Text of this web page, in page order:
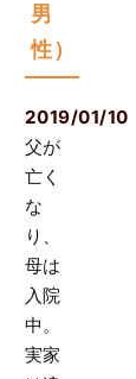
男
性）
2019/01/10
父が
亡く
な
り、
母は
入院
中。
実家